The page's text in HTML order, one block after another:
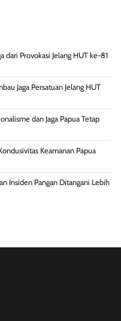
dari Provokasi Jelang HUT ke-81
Jaga Persatuan Jelang HUT
dan Jaga Papua Tetap
Keamanan Papua
Insiden Pangan Ditangani Lebih